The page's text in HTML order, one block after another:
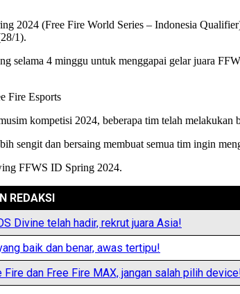
2024 (Free Fire World Series – Indonesia
1).
selama 4 minggu untuk menggapai gelar juara
Fire Esports
kompetisi 2024, beberapa tim telah
sengit dan bersaing membuat semua tim ingin
FFWS ID Spring 2024.
REDAKSI
Divine telah hadir, rekrut juara Asia!
baik dan benar, awas tertipu!
Fire dan Free Fire MAX, jangan salah pilih